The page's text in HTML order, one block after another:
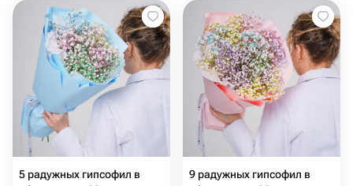
5 радужных гипсофил в
9 радужных гипсофил в